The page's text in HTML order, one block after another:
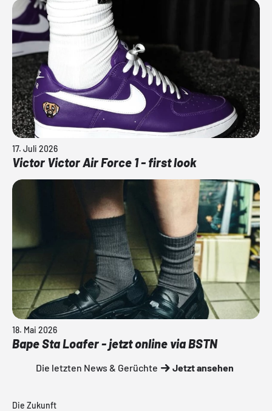
17. Juli 2026
Victor Victor Air Force 1 - first look
18. Mai 2026
Bape Sta Loafer - jetzt online via BSTN
Die letzten News & Gerüchte Jetzt ansehen
Die Zukunft